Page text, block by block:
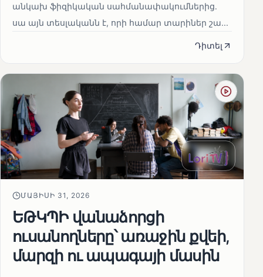
անկախ ֆիզիկական սահմանափակումներից․
սա այն տեսլականն է, որի համար տարիներ շա...
Դիտել
ՄԱՅԻՍԻ 31, 2026
ԵԹԿՊԻ վանաձորցի
ուսանողները՝ առաջին քվեի,
մարզի ու ապագայի մասին